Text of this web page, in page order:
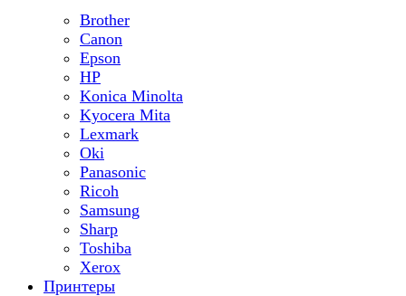
Brother
Canon
Epson
HP
Konica Minolta
Kyocera Mita
Lexmark
Oki
Panasonic
Ricoh
Samsung
Sharp
Toshiba
Xerox
Принтеры